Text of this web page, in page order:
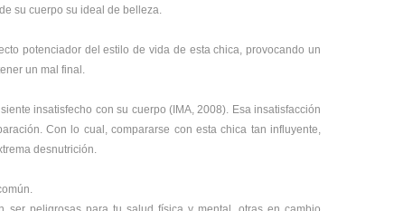
su cuerpo su ideal de belleza.
potenciador del estilo de vida de esta chica, provocando un
un mal final.
insatisfecho con su cuerpo (IMA, 2008). Esa insatisfacción
Con lo cual, compararse con esta chica tan influyente,
desnutrición.